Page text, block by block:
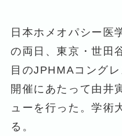
日本ホメオパシー医
の両日、東京・世田
目のJPHMAコング
開催にあたって由井
ューを行った。学術
る。